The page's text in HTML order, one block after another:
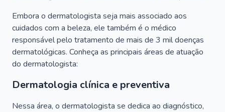
Embora o dermatologista seja mais associado aos
cuidados com a beleza, ele também é o médico
responsável pelo tratamento de mais de 3 mil doenças
dermatológicas. Conheça as principais áreas de atuação
do dermatologista:
Dermatologia clínica e preventiva
Nessa área, o dermatologista se dedica ao diagnóstico,